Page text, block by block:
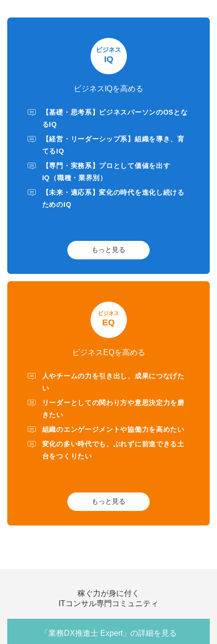
ビジネス
IQ
ビジネスIQを高める
【基礎・思考系】ビジネスパーソンのOSとな
るIQ
【経営・リーダーシップ系】組織を導き、育
てるIQ
【専門・実務系】プロとして価値を出す
IQ（職種・業界別）
【未来・適応系】変化の時代を進化し続ける
ためのIQ
もっと見る
ビジネス
EQ
ビジネスEQを高める
人やチームの力を引き出し、成果につなげた
い
リーダーとしての関わり方や意思決定力を磨
きたい
組織のエンゲージメントや協働力を高めたい
変化の多い時代でも、ぶれずに前進できる土
台をつくりたい
もっと見る
稼ぐ力が身に付く
ITコンサル専門コミュニティ
「業務DX推進士 Expert」の詳細を見る